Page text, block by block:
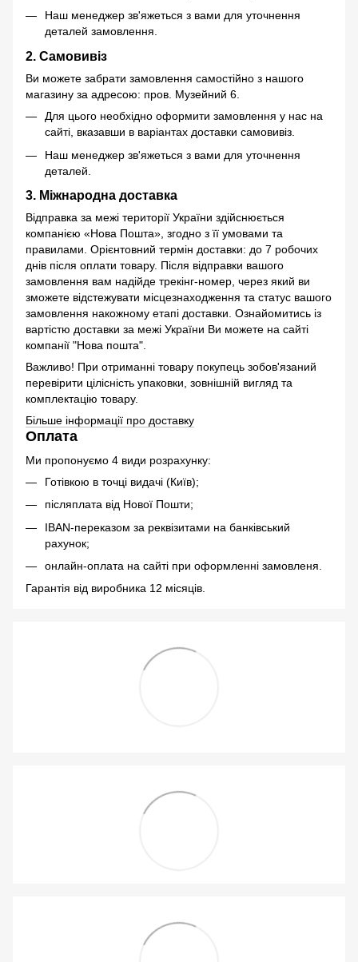
Наш менеджер зв'яжеться з вами для уточнення
деталей замовлення.
2. Самовивіз
Ви можете забрати замовлення самостійно з нашого
магазину за адресою: пров. Музейний 6.
Для цього необхідно оформити замовлення у нас на
сайті, вказавши в варіантах доставки самовивіз.
Наш менеджер зв'яжеться з вами для уточнення
деталей.
3. Міжнародна доставка
Відправка за межі території України здійснюється
компанією «Нова Пошта», згодно з її умовами та
правилами. Орієнтовний термін доставки: до 7 робочих
днів після оплати товару. Після відправки вашого
замовлення вам надійде трекінг-номер, через який ви
зможете відстежувати місцезнаходження та статус вашого
замовлення накожному етапі доставки. Ознайомитись із
вартістю доставки за межі України Ви можете на сайті
компанії "Нова пошта".
Важливо! При отриманні товару покупець зобов'язаний
перевірити цілісність упаковки, зовнішній вигляд та
комплектацію товару.
Більше інформації про доставку
Оплата
Ми пропонуємо 4 види розрахунку:
Готівкою в точці видачі (Київ);
післяплата від Нової Пошти;
IBAN-переказом за реквізитами на банківський
рахунок;
онлайн-оплата на сайті при оформленні замовленя.
Гарантія від виробника 12 місяців.